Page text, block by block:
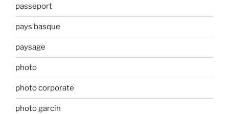
passeport
pays basque
paysage
photo
photo corporate
photo garcin